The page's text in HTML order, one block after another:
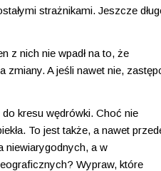
strażnikami. Jeszcze
z nich nie wpadł na to, że
zmiany. A jeśli nawet nie,
kresu wędrówki. Choć nie
To jest także, a nawet
niewiarygodnych, a w
Wypraw, które